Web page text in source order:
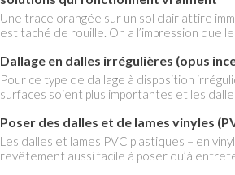
réponse est dans cet article.
Une trace orangée sur un sol clair attire
est taché de rouille. On a l’impression que
des surfaces réputées délicates comme le
produits et gestes adaptés et un peu de
possible de retrouver un dallage propre et
Dallage en dalles irrégulières (opus
Pour ce type de dallage à disposition
surfaces soient plus importantes et les
facile. Dans la plupart des cas, il est
sur laquelle on pose une chape de mortier
dalles. Voici comment faire.
Poser des dalles et de lames vinyles
Les dalles et lames PVC plastiques – en
revêtement aussi facile à poser qu’à